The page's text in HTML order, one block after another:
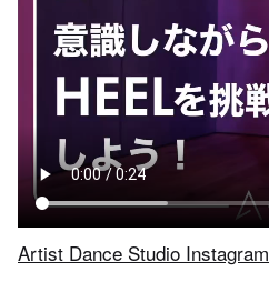
Artist Dance Studio Instagram